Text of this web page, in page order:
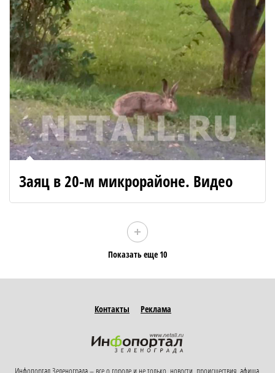
Заяц в 20-м микрорайоне. Видео
Показать еще 10
Контакты Реклама
Инфопортал Зеленограда – все о городе и не только, новости, происшествия, афиша,